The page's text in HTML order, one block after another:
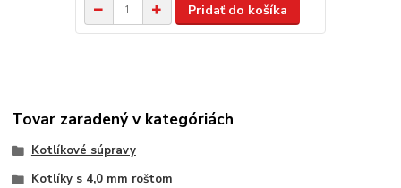
Pridať do košíka
Tovar zaradený v kategóriách
Kotlíkové súpravy
Kotlíky s 4,0 mm roštom